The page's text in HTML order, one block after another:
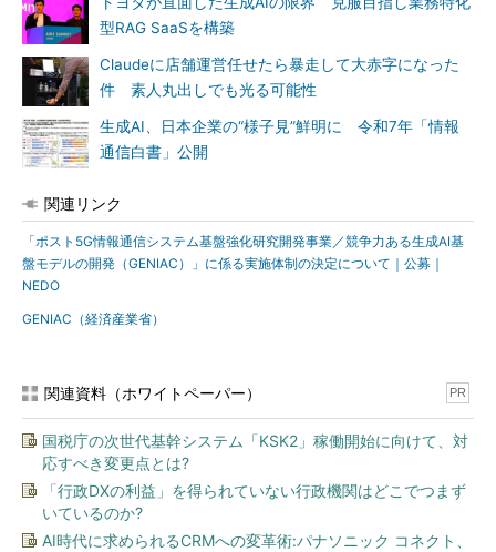
型RAG SaaSを構築
Claudeに店舗運営任せたら暴走して大赤字になった
件 素人丸出しでも光る可能性
生成AI、日本企業の“様子見”鮮明に 令和7年「情報
通信白書」公開
関連リンク
「ポスト5G情報通信システム基盤強化研究開発事業／競争力ある生成AI基
盤モデルの開発（GENIAC）」に係る実施体制の決定について｜公募｜
NEDO
GENIAC（経済産業省）
関連資料（ホワイトペーパー） PR
国税庁の次世代基幹システム「KSK2」稼働開始に向けて、対
応すべき変更点とは?
「行政DXの利益」を得られていない行政機関はどこでつまず
いているのか?
AI時代に求められるCRMへの変革術:パナソニック コネクト、